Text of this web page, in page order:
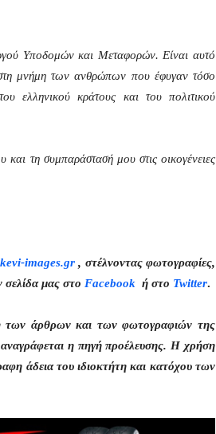
Υποδομών και Μεταφορών. Είναι αυτό
μνήμη των ανθρώπων που έφυγαν τόσο
ελληνικού κράτους και του πολιτικού
τη συμπαράστασή μου στις οικογένειες
images.gr , στέλνοντας φωτογραφίες,
μας στο Facebook ή στο Twitter.
των άρθρων και των φωτογραφιών της
η πηγή προέλευσης. Η χρήση
άδεια του ιδιοκτήτη και κατόχου των